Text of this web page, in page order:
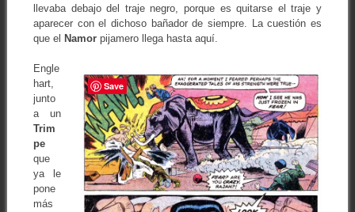
llevaba debajo del traje negro, porque es quitarse el traje y
aparecer con el dichoso bañador de siempre. La cuestión es
que el Namorpijamero llega hasta aquí.
Engle
hart,
junto
a un
Trim
pe
que
ya le
pone
más
Save